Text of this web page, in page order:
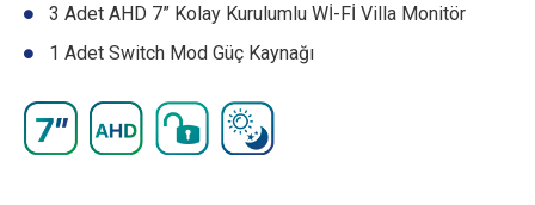
3 Adet AHD 7” Kolay Kurulumlu Wİ-Fİ Villa Monitör
1 Adet Switch Mod Güç Kaynağı